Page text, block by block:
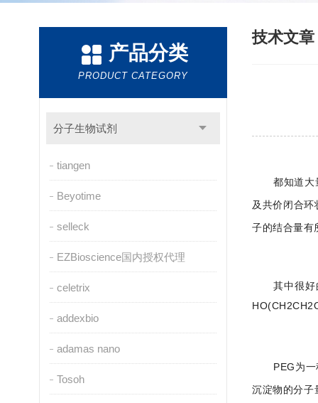
产品分类
PRODUCT CATEGORY
分子生物试剂
tiangen
Beyotime
selleck
EZBioscience国内授权代理
celetrix
addexbio
adamas nano
Tosoh
技术文章
都知道大
及共价闭合
子的结合量有
其中很
HO(CH2CH2
PEG为
沉淀物的分子